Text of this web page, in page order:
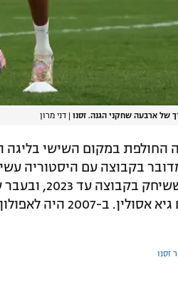
של ארבעה שחקני הגנה. זסנו | דני מרון
החולפת במקום השישי
בקבוצה עם היסטוריה
שבהם היה
דגו, משה מישאלוף
זסנו